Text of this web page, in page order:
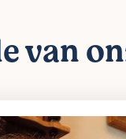
van